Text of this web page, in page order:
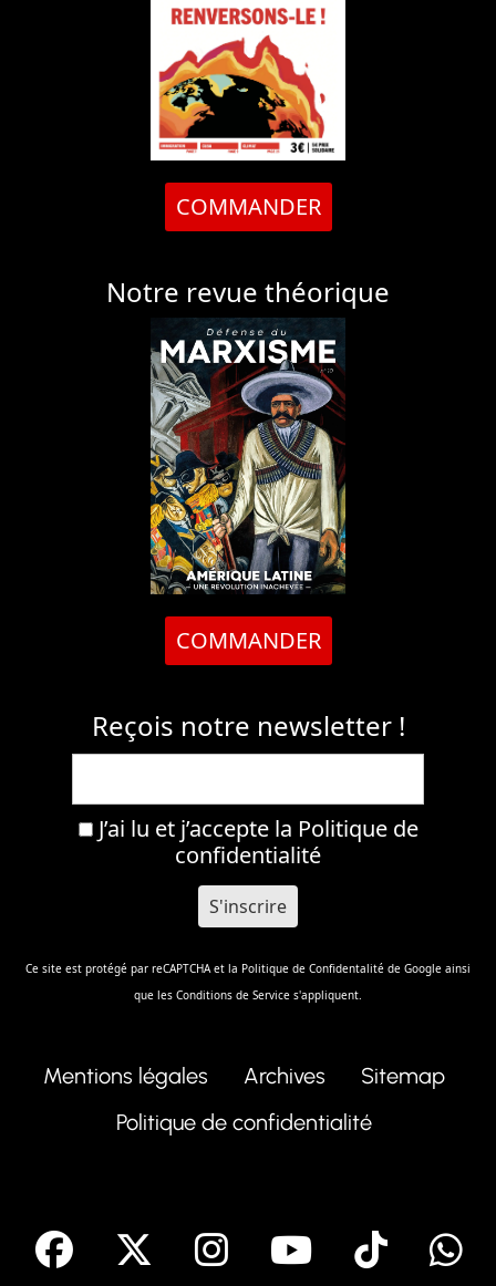
COMMANDER
Notre revue théorique
COMMANDER
Reçois notre newsletter !
J’ai lu et j’accepte la Politique de
confidentialité
Ce site est protégé par reCAPTCHA et la Politique de Confidentalité de Google ainsi
que les Conditions de Service s'appliquent.
Mentions légales Archives
Sitemap
Politique de confidentialité
facebook Instagram
Youtube
Tik